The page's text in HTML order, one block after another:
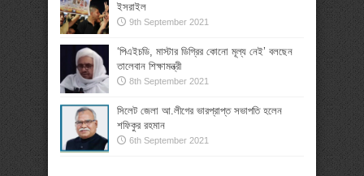
ইসরাইল
9th September 2021
‘পিএইচডি, মাস্টার ডিগ্রির কোনো মূল্য নেই’ বলছেন
তালেবান শিক্ষামন্ত্রী
8th September 2021
সিলেট জেলা আ.লীগের ভারপ্রাপ্ত সভাপতি হলেন
শফিকুর রহমান
6th September 2021